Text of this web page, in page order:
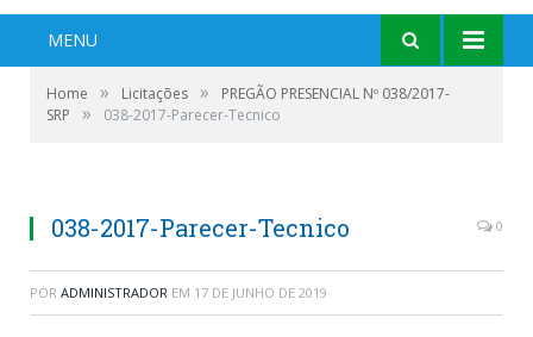
MENU
Home » Licitações »
PREGÃO PRESENCIAL Nº 038/2017-
SRP
» 038-2017-Parecer-Tecnico
038-2017-Parecer-Tecnico 0
POR ADMINISTRADOR EM 17 DE JUNHO DE 2019